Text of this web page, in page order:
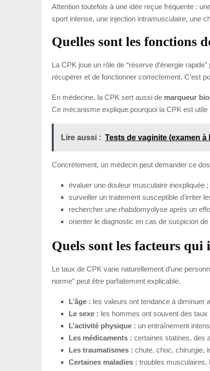
Attention toutefois à une idée reçue fréquente :
sport intense, une injection intramusculaire, une
Quelles sont les fonctions
La CPK joue un rôle de “réserve d’énergie
récupérer et de fonctionner correctement. C’est
En médecine, la CPK sert aussi de marqueur
Ce mécanisme explique pourquoi la CPK est
Lire aussi : Tests de vaginite (examen
Concrètement, un médecin peut demander ce
évaluer une douleur musculaire inexpliquée ;
surveiller un traitement susceptible d’irriter
rechercher une rhabdomyolyse après un
orienter le diagnostic en cas de suspicion
Quels sont les facteurs
Le taux de CPK varie naturellement d’une
norme” peut être parfaitement explicable.
L’âge : les valeurs ont tendance à diminuer
Le sexe : les hommes ont souvent des
L’activité physique : un entraînement
Les médicaments : certaines statines, des
Les traumatismes : chute, choc, chirurgie,
Certaines maladies : troubles musculaires,